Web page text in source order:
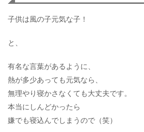
子供は風の子元気な子！
と、
有名な言葉があるように、
熱が多少あっても元気なら、
無理やり寝かさなくても大丈夫です。
本当にしんどかったら
嫌でも寝込んでしまうので（笑）